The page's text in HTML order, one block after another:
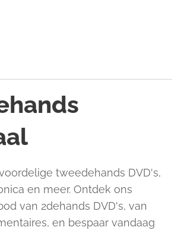
tweedehands DVD's,
en meer. Ontdek ons
van 2dehands DVD's, van
en bespaar vandaag